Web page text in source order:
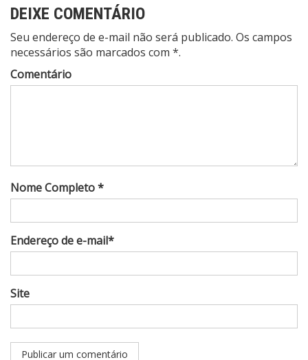
DEIXE COMENTÁRIO
Seu endereço de e-mail não será publicado. Os campos
necessários são marcados com *.
Comentário
Nome Completo *
Endereço de e-mail*
Site